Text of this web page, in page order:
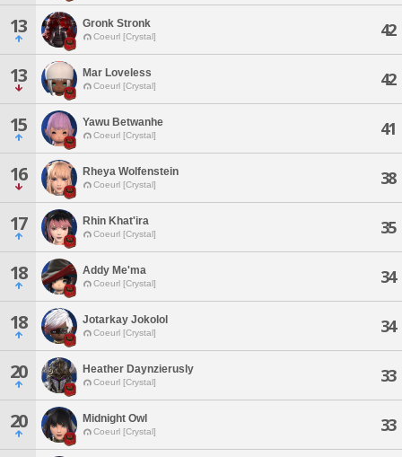
13 Gronk Stronk
Coeurl [Crystal] 42
13 Mar Loveless
Coeurl [Crystal] 42
15 Yawu Betwanhe
Coeurl [Crystal] 41
16 Rheya Wolfenstein
Coeurl [Crystal] 38
17 Rhin Khat'ira
Coeurl [Crystal] 35
18 Addy Me'ma
Coeurl [Crystal] 34
18 Jotarkay Jokolol
Coeurl [Crystal] 34
20 Heather Daynzierusly
Coeurl [Crystal] 33
20 Midnight Owl
Coeurl [Crystal] 33